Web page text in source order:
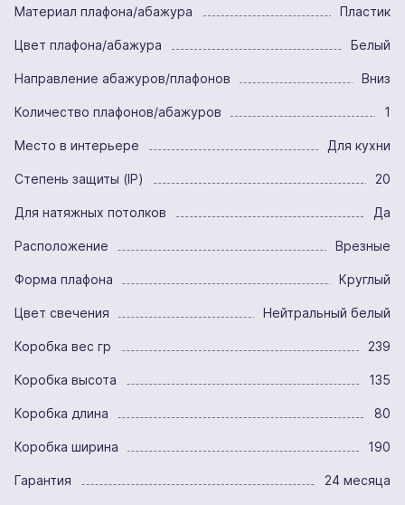
Материал плафона/абажура Пластик
Цвет плафона/абажура Белый
Направление абажуров/плафонов Вниз
Количество плафонов/абажуров 1
Место в интерьере Для кухни
Степень защиты (IP) 20
Для натяжных потолков Да
Расположение Врезные
Форма плафона Круглый
Цвет свечения Нейтральный белый
Коробка вес гр 239
Коробка высота 135
Коробка длина 80
Коробка ширина 190
Гарантия 24 месяца